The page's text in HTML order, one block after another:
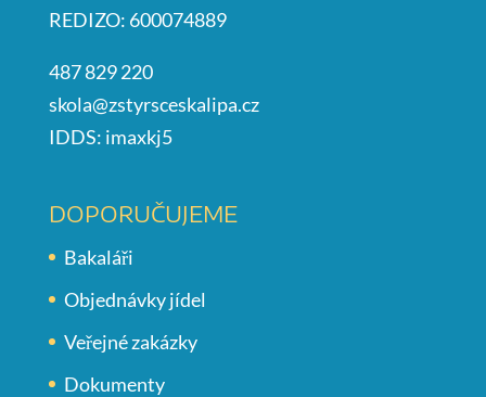
REDIZO: 600074889
487 829 220
skola@zstyrsceskalipa.cz
IDDS: imaxkj5
DOPORUČUJEME
Bakaláři
Objednávky jídel
Veřejné zakázky
Dokumenty